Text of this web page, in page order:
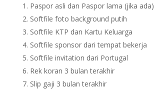
Paspor asli dan Paspor lama (jika ada)
Softfile foto background putih
Softfile KTP dan Kartu Keluarga
Softfile sponsor dari tempat bekerja
Softfile invitation dari Portugal
Rek koran 3 bulan terakhir
Slip gaji 3 bulan terakhir